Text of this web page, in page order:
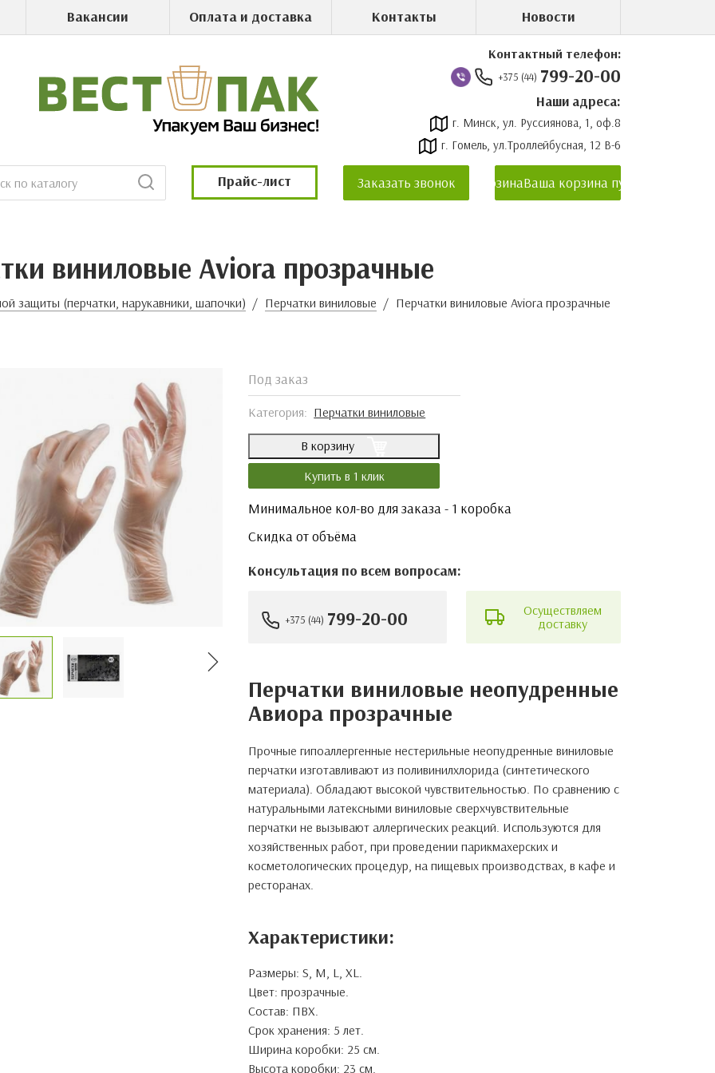
Вакансии Оплата и доставка Контакты Новости
Контактный телефон:
+375 (44) 799-20-00
Наши адреса:
г. Минск, ул. Руссиянова, 1, оф.8
г. Гомель, ул.Троллейбусная, 12 В-6
Прайс-лист Заказать звонок КорзинаВаша корзина пуста
виниловые Aviora прозрачные
защиты (перчатки, нарукавники, шапочки) Перчатки виниловые Перчатки виниловые Aviora прозрачные
Под заказ
Категория: Перчатки виниловые
В корзину
Купить в 1 клик
Минимальное кол-во для заказа - 1 коробка
Скидка от объёма
Консультация по всем вопросам:
+375 (44) 799-20-00
Осуществляем
доставку
Перчатки виниловые неопудренные
Авиора прозрачные
Прочные гипоаллергенные нестерильные неопудренные виниловые
перчатки изготавливают из поливинилхлорида (синтетического
материала). Обладают высокой чувствительностью. По сравнению с
натуральными латексными виниловые сверхчувствительные
перчатки не вызывают аллергических реакций. Используются для
хозяйственных работ, при проведении парикмахерских и
косметологических процедур, на пищевых производствах, в кафе и
ресторанах.
Характеристики:
Размеры: S, M, L, XL.
Цвет: прозрачные.
Состав: ПВХ.
Срок хранения: 5 лет.
Ширина коробки: 25 см.
Высота коробки: 23 см.